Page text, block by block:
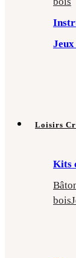
Loisirs
Kits
bois